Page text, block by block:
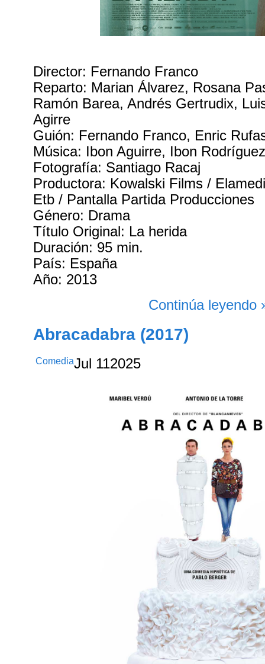
Director: Fernando Franco
Reparto: Marian Álvarez, Rosana
Ramón Barea, Andrés Gertrudix,
Agirre
Guión: Fernando Franco, Enric
Música: Ibon Aguirre, Ibon
Fotografía: Santiago Racaj
Productora: Kowalski Films /
Etb / Pantalla Partida Producciones
Género: Drama
Título Original: La herida
Duración: 95 min.
País: España
Año: 2013
Continúa leyendo
Abracadabra (2017)
ComediaJul 112025